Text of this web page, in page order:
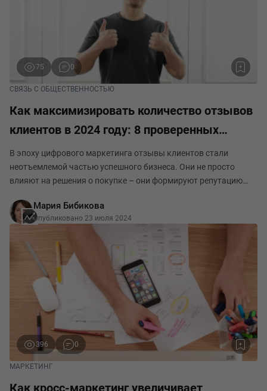
75 0
СВЯЗЬ С ОБЩЕСТВЕННОСТЬЮ
Как максимизировать количество отзывов
клиентов в 2024 году: 8 проверенных
стратегий и инновационных идей
В эпоху цифрового маркетинга отзывы клиентов стали
неотъемлемой частью успешного бизнеса. Они не просто
влияют на решения о покупке – они формируют репутацию
инструментом социального доказательства. Соглас
Мария Бибикова
Опубликовано 23 июля 2024
396 0
МАРКЕТИНГ
Как кросс-маркетинг увеличивает